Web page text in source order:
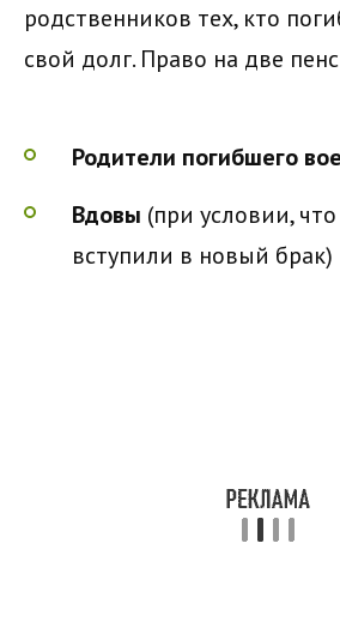
родственников тех, кто
свой долг. Право на две
Родители погибшего
Вдовы (при условии,
вступили в новый брак)